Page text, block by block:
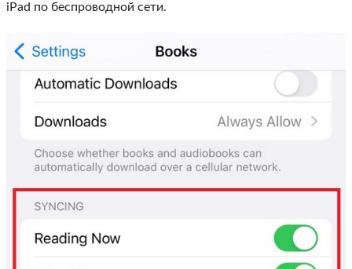
iPad по беспроводной сети.